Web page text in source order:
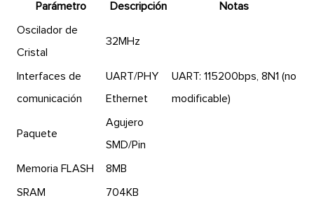
Parámetro Descripción Notas
Oscilador de
Cristal
32MHz
Interfaces de
comunicación
UART/PHY
Ethernet
UART: 115200bps, 8N1 (no
modificable)
Paquete
Agujero
SMD/Pin
Memoria FLASH 8MB
SRAM 704KB